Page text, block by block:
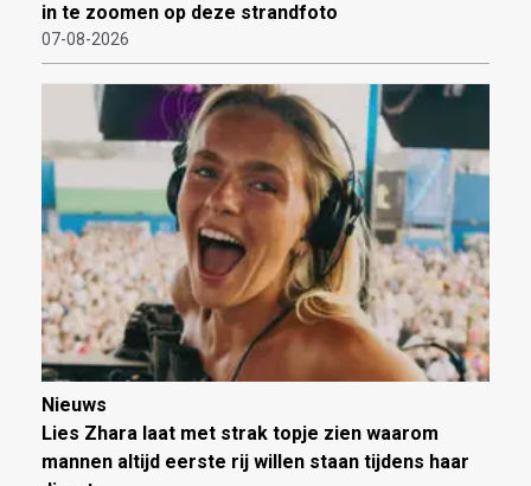
in te zoomen op deze strandfoto
07-08-2026
Nieuws
Lies Zhara laat met strak topje zien waarom
mannen altijd eerste rij willen staan tijdens haar